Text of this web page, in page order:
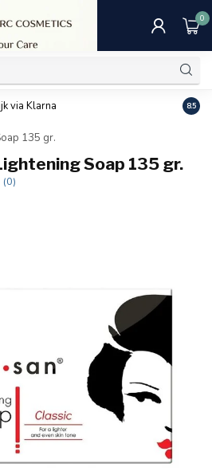
0
via Klarna 8.5
135 gr.
Soap 135 gr.
(0)